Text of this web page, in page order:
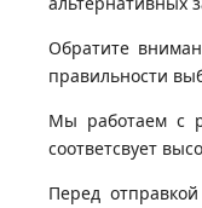
Обратите
правильности
Мы работаем с
соответсвует
Перед